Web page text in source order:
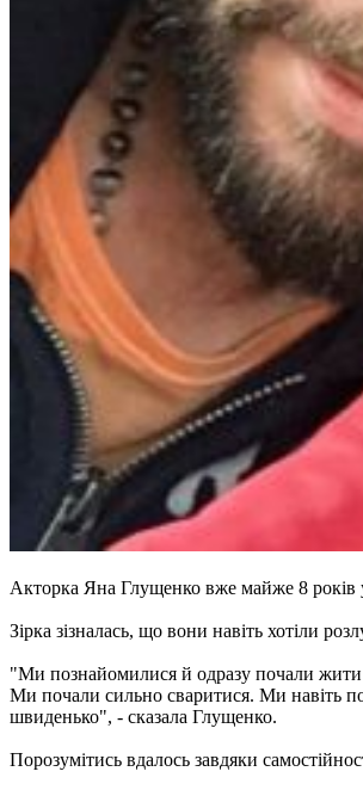
Акторка Яна Глущенко вже майже 8 років
Зірка зізналась, що вони навіть хотіли
"Ми познайомилися й одразу почали жити
Ми почали сильно сваритися. Ми навіть
швиденько", - сказала Глущенко.
Порозумітись вдалось завдяки